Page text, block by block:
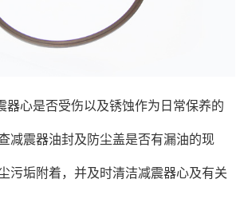
心是否受伤以及锈蚀作为日常保养的
减震器油封及防尘盖是否有漏油的现
污垢附着，并及时清洁减震器心及有关